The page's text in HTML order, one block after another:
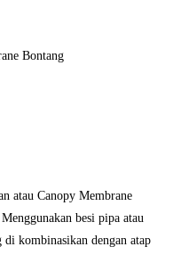
atau Canopy Membrane
besi pipa atau
di kombinasikan dengan atap